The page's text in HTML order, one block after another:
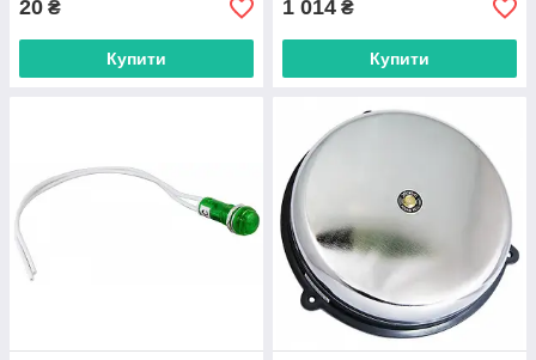
20 ₴
Купити
1 014 ₴
Купити